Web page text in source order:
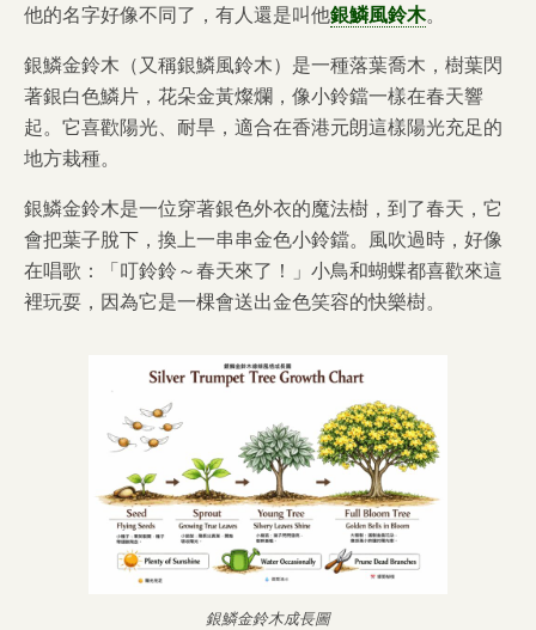
他的名字好像不同了，有人還是叫他銀鱗風鈴木。
銀鱗金鈴木（又稱銀鱗風鈴木）是一種落葉喬木，樹葉閃
著銀白色鱗片，花朵金黃燦爛，像小鈴鐺一樣在春天響
起。它喜歡陽光、耐旱，適合在香港元朗這樣陽光充足的
地方栽種。
銀鱗金鈴木是一位穿著銀色外衣的魔法樹，到了春天，它
會把葉子脫下，換上一串串金色小鈴鐺。風吹過時，好像
在唱歌：「叮鈴鈴～春天來了！」小鳥和蝴蝶都喜歡來這
裡玩耍，因為它是一棵會送出金色笑容的快樂樹。
銀鱗金鈴木成長圖